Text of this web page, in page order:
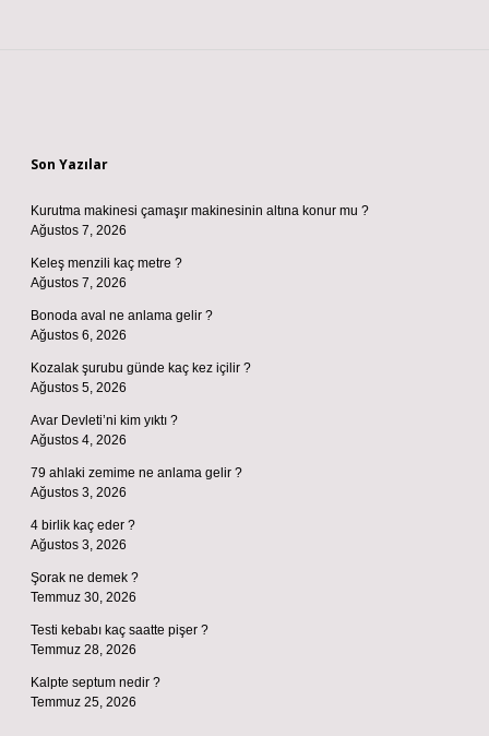
Son Yazılar
Kurutma makinesi çamaşır makinesinin altına konur mu ?
Ağustos 7, 2026
Keleş menzili kaç metre ?
Ağustos 7, 2026
Bonoda aval ne anlama gelir ?
Ağustos 6, 2026
Kozalak şurubu günde kaç kez içilir ?
Ağustos 5, 2026
Avar Devleti’ni kim yıktı ?
Ağustos 4, 2026
79 ahlaki zemime ne anlama gelir ?
Ağustos 3, 2026
4 birlik kaç eder ?
Ağustos 3, 2026
Şorak ne demek ?
Temmuz 30, 2026
Testi kebabı kaç saatte pişer ?
Temmuz 28, 2026
Kalpte septum nedir ?
Temmuz 25, 2026